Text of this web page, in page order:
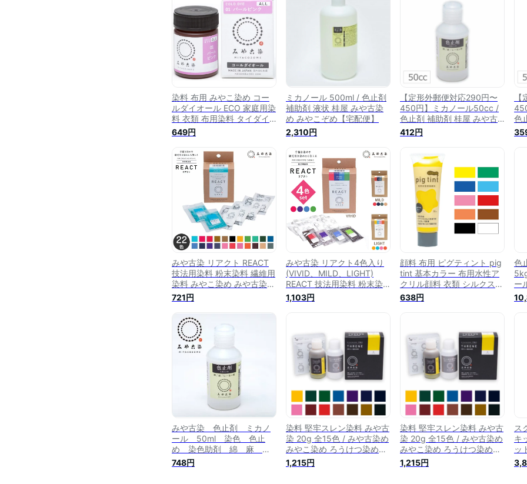
染料 布用 みやこ染め コー
ルダイオール ECO 家庭用染
料 衣類 布用染料 タイダイ
染め 日本製 みや古染 nsk
手芸の山久
649円
ミカノール 500ml / 色止剤
補助剤 液状 桂屋 みや古染
め みやこぞめ【宅配便】
2,310円
【定形外郵便対応290円〜
450円】ミカノール50cc /
色止剤 補助剤 桂屋 みや古
染め みやこぞめ
412円
色
染
みや古染 リアクト REACT
技法用染料 粉末染料 繊維用
染料 みやこ染め みや古染
桂屋 定着剤付き 布用 (メ
ール便可) DIY 手作りギフ
ト 手芸
721円
みや古染 リアクト4色入り
(VIVID、MILD、LIGHT)
REACT 技法用染料 粉末染
料 繊維用染料 みやこ染め
みや古染 桂屋 定着剤付き
1,103円
顔料 布用 ピグティント pig
tint 基本カラー 布用水性ア
クリル顔料 衣類 シルクスク
リーン ステンシル 手描き染
め 霧吹き染め みや古染 み
638円
色
ー
イ
桂
みや古染 色止剤 ミカノ
ール 50ml 染色 色止
め 染色助剤 綿 麻 レ
ーヨン 桂屋ファイングッ
ズ 定形外発送
748円
染料 堅牢スレン染料 みや古
染 20g 全15色 / みや古染め
みやこ染め ろうけつ染め
【宅配便】
1,215円
染料 堅牢スレン染料 みや古
染 20g 全15色 / みや古染め
みやこ染め ろうけつ染め
【宅配便】
1,215円
ス
キ
ッ
ン
T